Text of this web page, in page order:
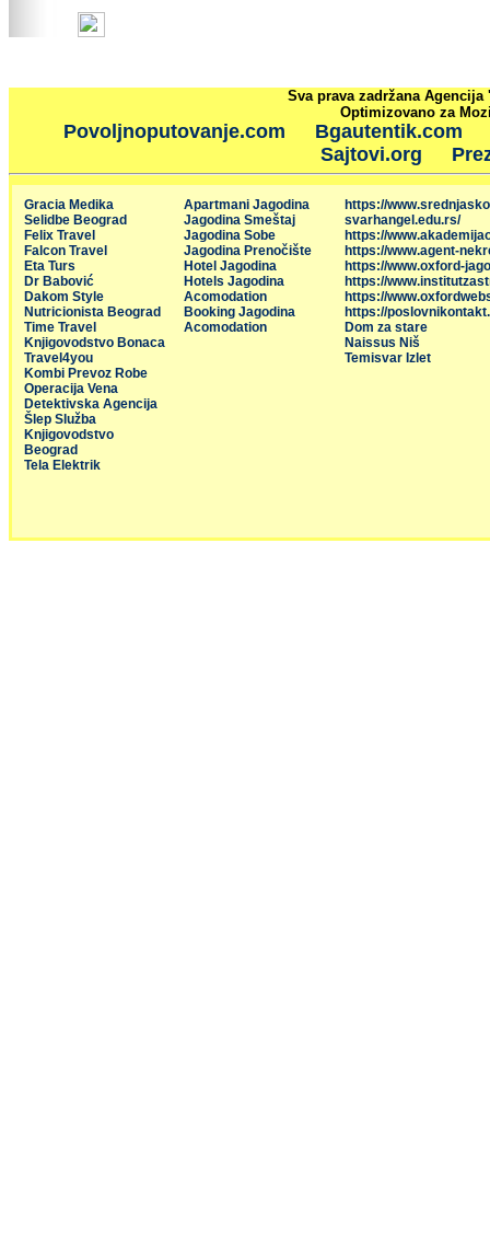
Sva prava zadržana
Optimizovano za
Povoljnoputovanje.com
Bgautentik.com
Sajtovi.org
Gracia Medika
Selidbe Beograd
Felix Travel
Falcon Travel
Eta Turs
Dr Babović
Dakom Style
Nutricionista Beograd
Time Travel
Knjigovodstvo Bonaca
Travel4you
Kombi Prevoz Robe
Operacija Vena
Detektivska Agencija
Šlep Služba
Knjigovodstvo
Beograd
Tela Elektrik
Apartmani Jagodina
Jagodina Smeštaj
Jagodina Sobe
Jagodina Prenočište
Hotel Jagodina
Hotels Jagodina
Acomodation
Booking Jagodina
Acomodation
https://
svarhangel.edu.rs/
https://
https://www.agent-
https://www.oxford-
https://
https://
https://
Dom za stare
Naissus Niš
Temisvar Izlet